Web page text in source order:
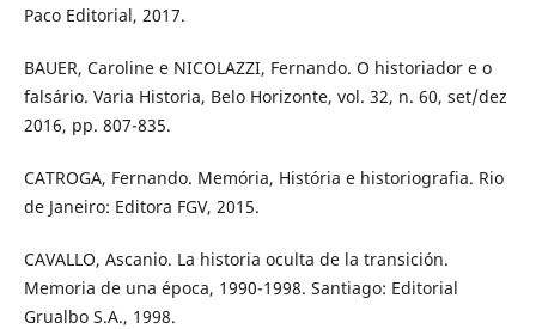
Paco Editorial, 2017.
BAUER, Caroline e NICOLAZZI, Fernando. O historiador e o
falsário. Varia Historia, Belo Horizonte, vol. 32, n. 60, set/dez
2016, pp. 807-835.
CATROGA, Fernando. Memória, História e historiografia. Rio
de Janeiro: Editora FGV, 2015.
CAVALLO, Ascanio. La historia oculta de la transición.
Memoria de una época, 1990-1998. Santiago: Editorial
Grualbo S.A., 1998.